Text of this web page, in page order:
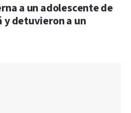
a un adolescente de
y detuvieron a un